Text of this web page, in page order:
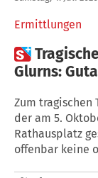
Ermittlungen

Glurns:
Zum tragischen
der am 5.
Rathausplatz
offenbar keine